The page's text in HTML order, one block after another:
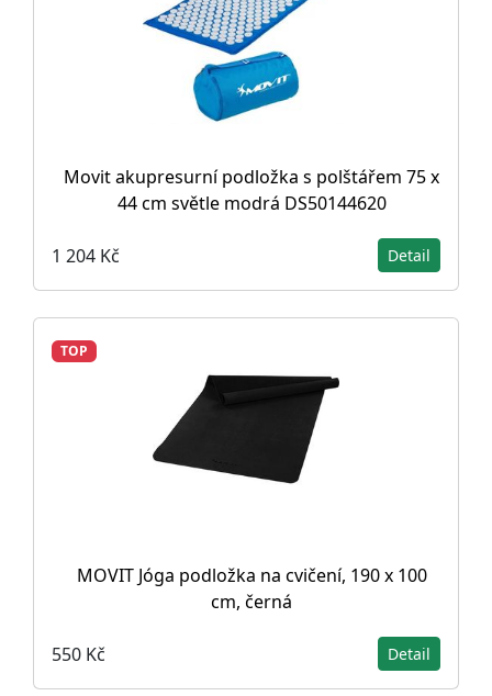
Movit akupresurní podložka s polštářem 75 x
44 cm světle modrá DS50144620
1 204 Kč Detail
TOP
MOVIT Jóga podložka na cvičení, 190 x 100
cm, černá
550 Kč Detail